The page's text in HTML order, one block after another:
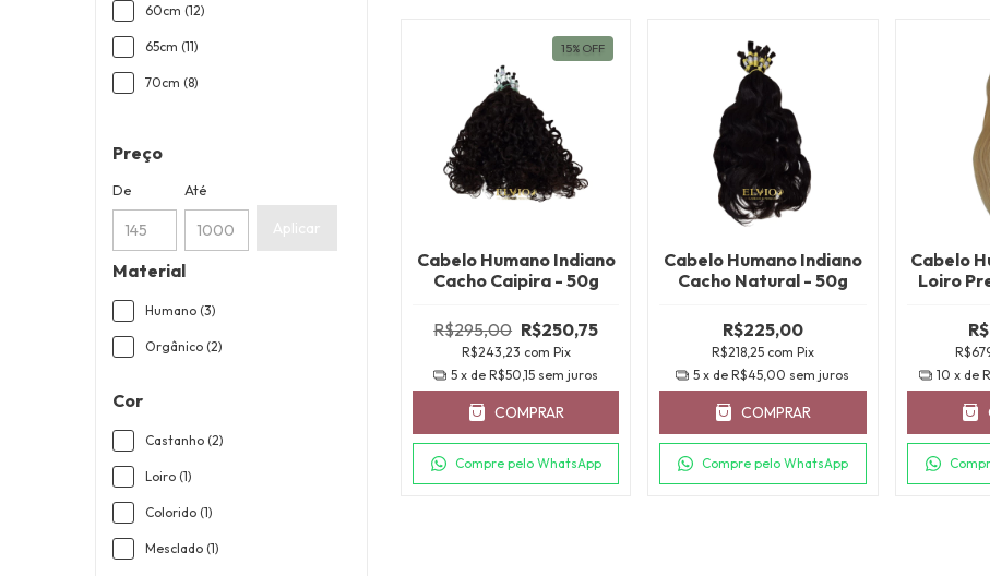
60cm (12)
65cm (11)
70cm (8)
Preço
De Até
Aplicar
Material
Humano (3)
Orgânico (2)
Cor
Castanho (2)
Loiro (1)
Colorido (1)
Mesclado (1)
15% OFF
Cabelo Humano Indiano
Cacho Caipira - 50g
R$295,00 R$250,75
R$243,23 com Pix
5 x deR$50,15 sem juros
COMPRAR
Compre pelo WhatsApp
Cabelo Humano Indiano
Cacho Natural - 50g
R$225,00
R$218,25 com Pix
5 x deR$45,00 sem juros
COMPRAR
Compre pelo WhatsApp
Cabelo
Loiro
10 x de